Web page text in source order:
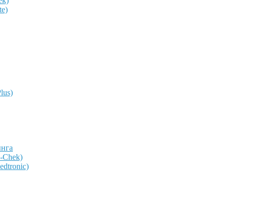
Chek)